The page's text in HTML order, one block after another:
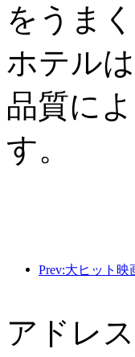
をうま
ホテル
品質に
す。
アドレ